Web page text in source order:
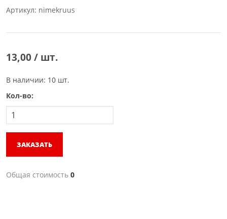
Артикул: nimekruus
13,00 / шт.
В наличии: 10 шт.
Кол-во:
ЗАКАЗАТЬ
Общая стоимость 0